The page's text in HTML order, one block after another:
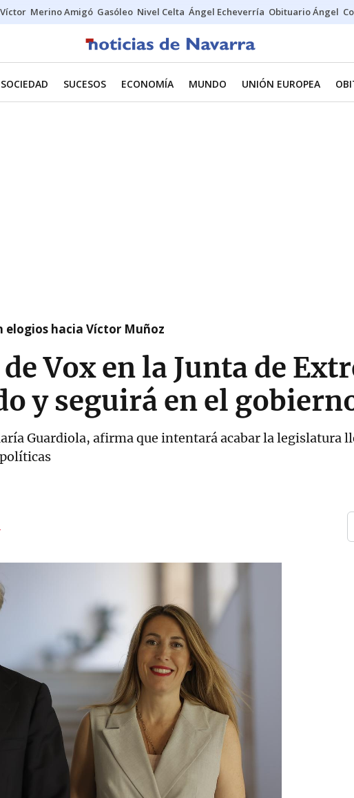
Merino Amigó Gasóleo Nivel Celta Ángel Echeverría Obituario Ángel
SOCIEDAD SUCESOS ECONOMÍA MUNDO UNIÓN EUROPEA
elogios hacia Víctor Muñoz
Vox en la Junta de
y seguirá en el
Guardiola, afirma que intentará acabar la legislatura